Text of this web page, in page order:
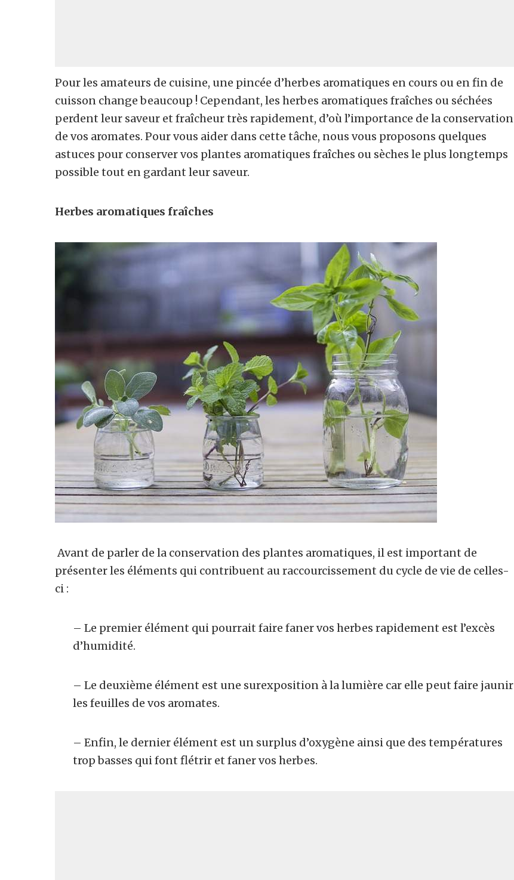
Pour les amateurs de cuisine, une pincée d’herbes aromatiques en cours ou en fin de
cuisson change beaucoup ! Cependant, les herbes aromatiques fraîches ou séchées
perdent leur saveur et fraîcheur très rapidement, d’où l’importance de la conservation
de vos aromates. Pour vous aider dans cette tâche, nous vous proposons quelques
astuces pour conserver vos plantes aromatiques fraîches ou sèches le plus longtemps
possible tout en gardant leur saveur.
Herbes aromatiques fraîches
Avant de parler de la conservation des plantes aromatiques, il est important de
présenter les éléments qui contribuent au raccourcissement du cycle de vie de celles-
ci :
– Le premier élément qui pourrait faire faner vos herbes rapidement est l’excès
d’humidité.
– Le deuxième élément est une surexposition à la lumière car elle peut faire jaunir
les feuilles de vos aromates.
– Enfin, le dernier élément est un surplus d’oxygène ainsi que des températures
trop basses qui font flétrir et faner vos herbes.